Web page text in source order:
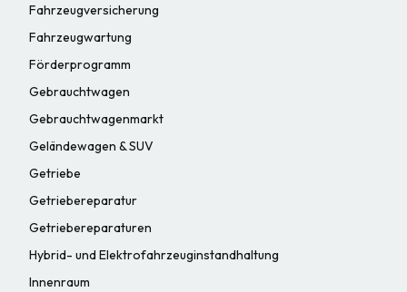
Fahrzeugversicherung
Fahrzeugwartung
Förderprogramm
Gebrauchtwagen
Gebrauchtwagenmarkt
Geländewagen & SUV
Getriebe
Getriebereparatur
Getriebereparaturen
Hybrid- und Elektrofahrzeuginstandhaltung
Innenraum